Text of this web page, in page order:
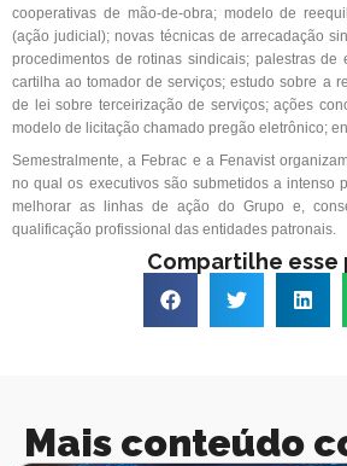
cooperativas de mão-de-obra; modelo de
(ação judicial); novas técnicas de arrecadação
procedimentos de rotinas sindicais; palestras de
cartilha ao tomador de serviços; estudo sobre a
de lei sobre terceirização de serviços; ações
modelo de licitação chamado pregão eletrônico;
Semestralmente, a Febrac e a Fenavist
no qual os executivos são submetidos a intenso
melhorar as linhas de ação do Grupo e,
qualificação profissional das entidades patronais.
Compartilhe esse
Mais conteúdo